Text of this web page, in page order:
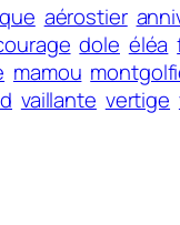
aérostier
dole éléa
mamou
vaillante vertige